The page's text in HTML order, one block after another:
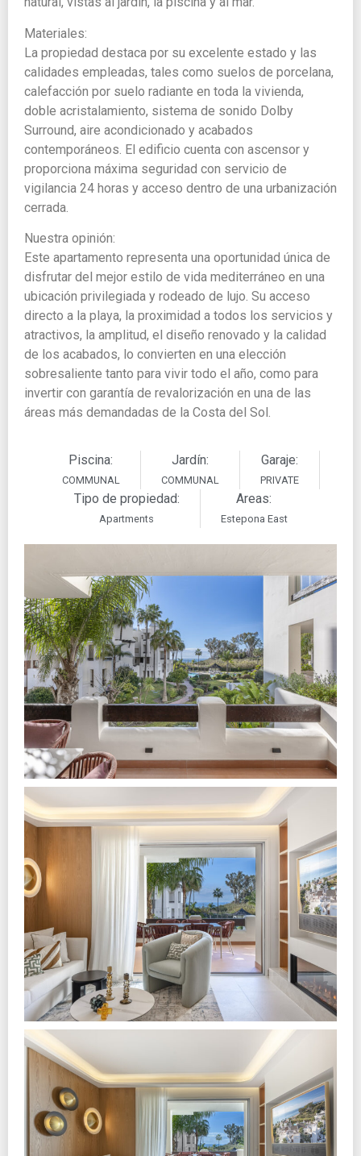
Materiales:
La propiedad destaca por su excelente estado y las
calidades empleadas, tales como suelos de porcelana,
calefacción por suelo radiante en toda la vivienda,
doble acristalamiento, sistema de sonido Dolby
Surround, aire acondicionado y acabados
contemporáneos. El edificio cuenta con ascensor y
proporciona máxima seguridad con servicio de
vigilancia 24 horas y acceso dentro de una urbanización
cerrada.
Nuestra opinión:
Este apartamento representa una oportunidad única de
disfrutar del mejor estilo de vida mediterráneo en una
ubicación privilegiada y rodeado de lujo. Su acceso
directo a la playa, la proximidad a todos los servicios y
atractivos, la amplitud, el diseño renovado y la calidad
de los acabados, lo convierten en una elección
sobresaliente tanto para vivir todo el año, como para
invertir con garantía de revalorización en una de las
áreas más demandadas de la Costa del Sol.
Piscina:
COMMUNAL
Jardín:
COMMUNAL
Garaje:
PRIVATE
Tipo de propiedad:
Apartments
Areas:
Estepona East